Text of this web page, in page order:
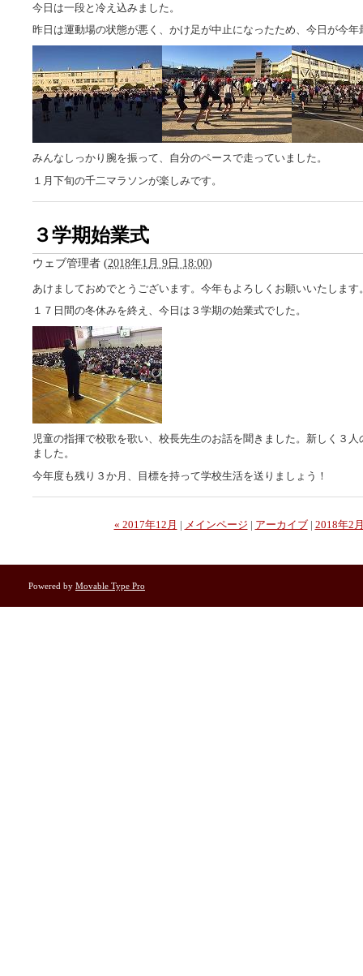
今日は一段と冷え込みました。
昨日は運動場の状態が悪く、かけ足が中止になったため、今日が今
みんなしっかり腕を振って、自分のペースで走っていました。
１月下旬の千二マラソンが楽しみです。
３学期始業式
ウェブ管理者 (2018年1月 9日 18:00)
あけましておめでとうございます。今年もよろしくお願いいたします
１７日間の冬休みを終え、今日は３学期の始業式でした。
児童の指揮で校歌を歌い、校長先生のお話を聞きました。新しく３
ました。
今年度も残り３か月、目標を持って学校生活を送りましょう！
« 2017年12月 | メインページ | アーカイブ| 2018年2
Powered by Movable Type Pro